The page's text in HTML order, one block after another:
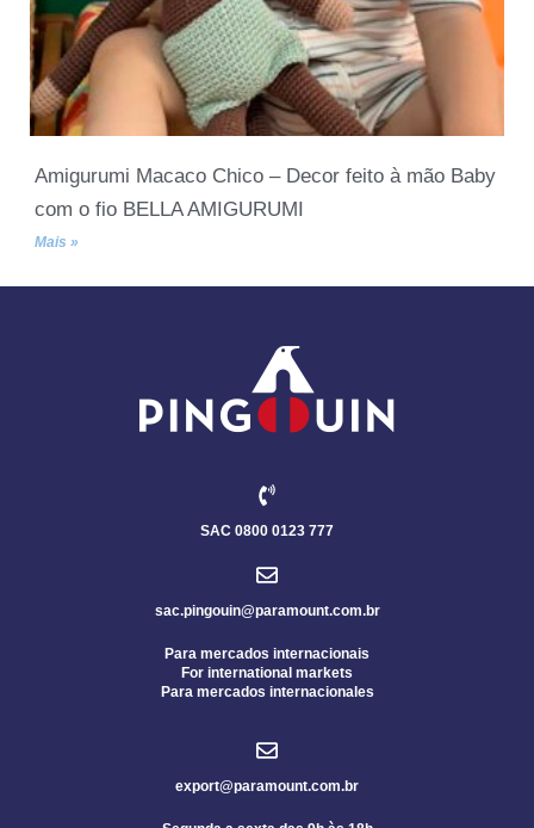
Amigurumi Macaco Chico – Decor feito à mão Baby
com o fio BELLA AMIGURUMI
Mais »
SAC 0800 0123 777
sac.pingouin@paramount.com.br
Para mercados internacionais
For international markets
Para mercados internacionales
export@paramount.com.br